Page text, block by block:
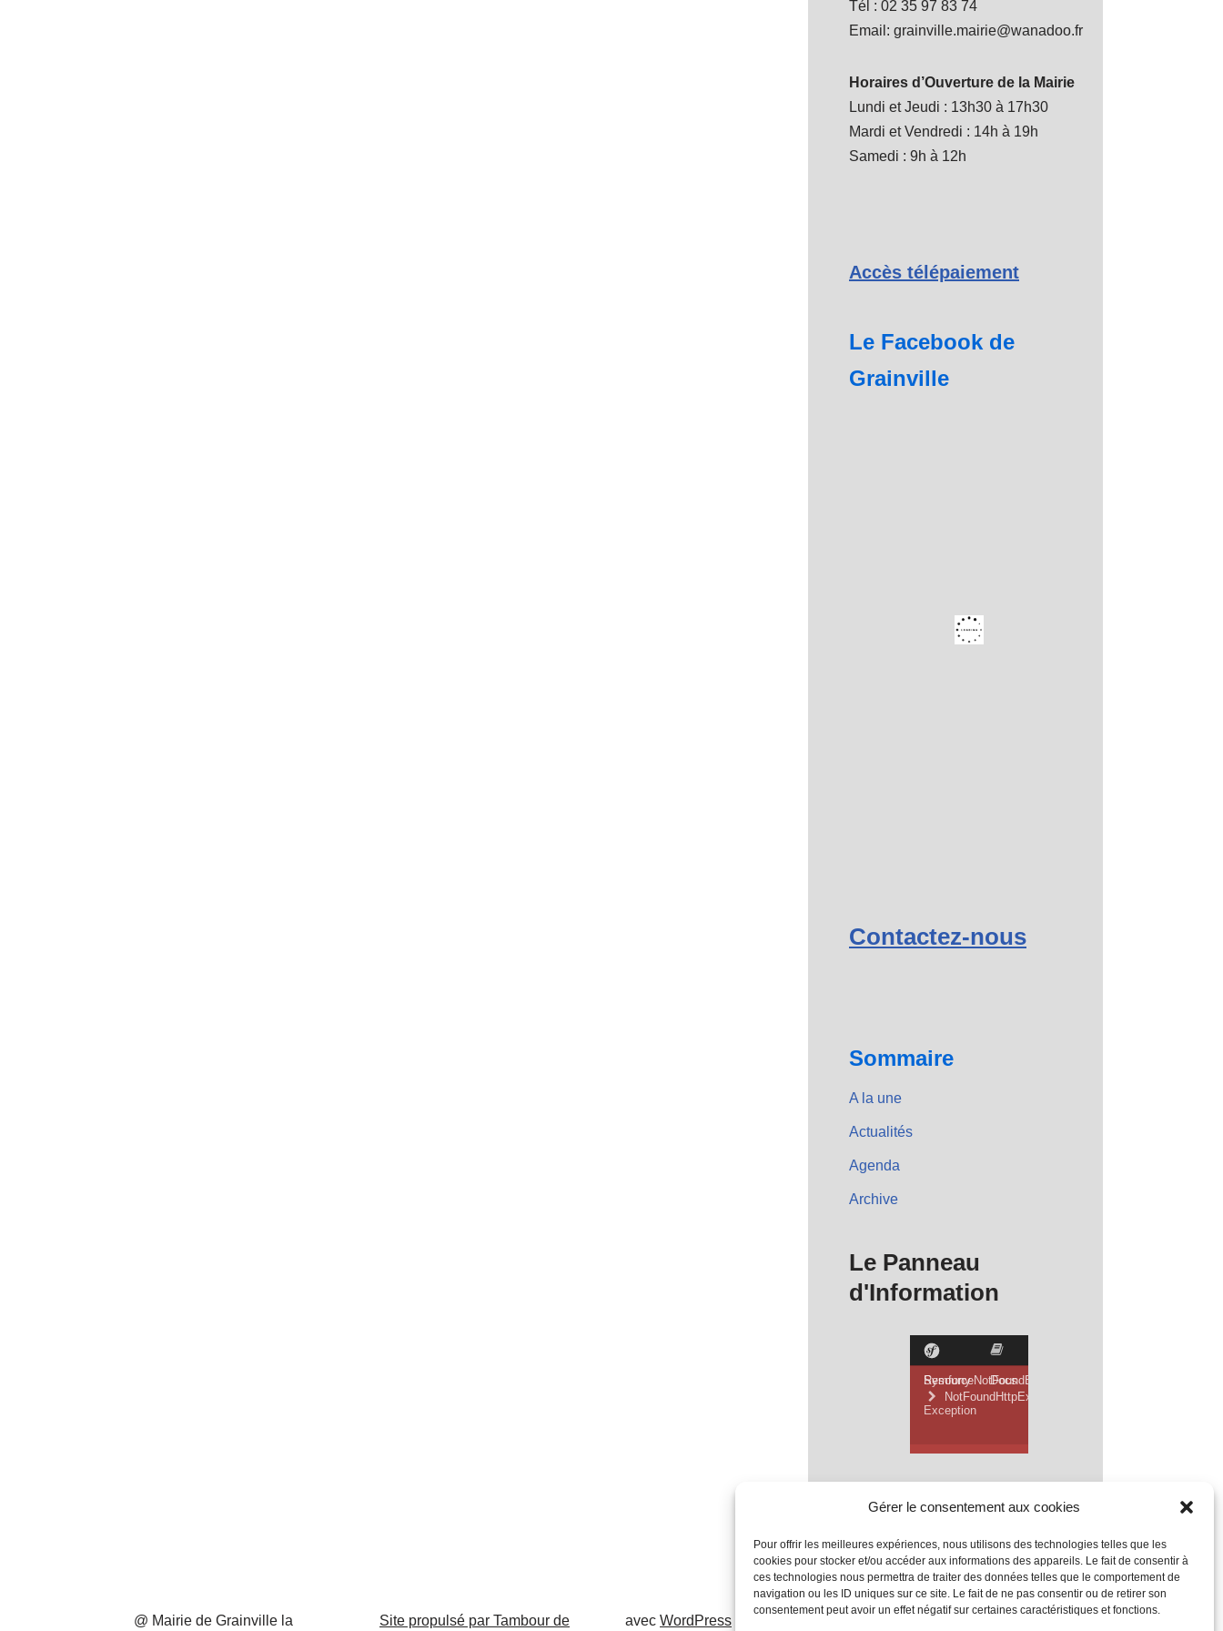
Gérer le consentement aux cookies
Pour offrir les meilleures expériences, nous utilisons des technologies telles que les
cookies pour stocker et/ou accéder aux informations des appareils. Le fait de consentir à
ces technologies nous permettra de traiter des données telles que le comportement de
navigation ou les ID uniques sur ce site. Le fait de ne pas consentir ou de retirer son
consentement peut avoir un effet négatif sur certaines caractéristiques et fonctions.
Tél : 02 35 97 83 74
Email: grainville.mairie@wanadoo.fr
Horaires d’Ouverture de la Mairie
Lundi et Jeudi : 13h30 à 17h30
Mardi et Vendredi : 14h à 19h
Samedi : 9h à 12h
Accès télépaiement
Le Facebook de
Grainville
Contactez-nous
Sommaire
A la une
Actualités
Agenda
Archive
Le Panneau
d'Information
@ Mairie de Grainville la Site propulsé par Tambour de avec WordPress Mentions Légales